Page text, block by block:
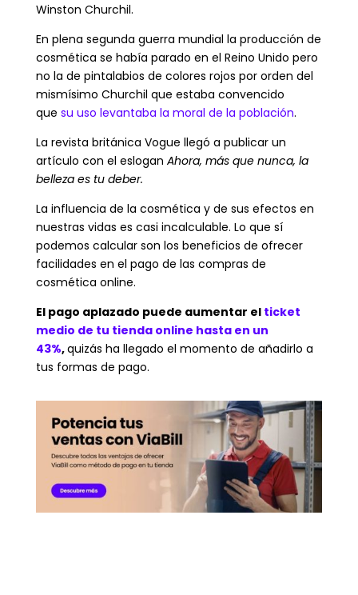
Winston Churchil.
En plena segunda guerra mundial la producción de
cosmética se había parado en el Reino Unido pero
no la de pintalabios de colores rojos por orden del
mismísimo Churchil que estaba convencido
que su uso levantaba la moral de la población.
La revista británica Vogue llegó a publicar un
artículo con el eslogan Ahora, más que nunca, la
belleza es tu deber.
La influencia de la cosmética y de sus efectos en
nuestras vidas es casi incalculable. Lo que sí
podemos calcular son los beneficios de ofrecer
facilidades en el pago de las compras de
cosmética online.
El pago aplazado puede aumentar el ticket
medio de tu tienda online hasta en un
43%,quizás ha llegado el momento de añadirlo a
tus formas de pago.